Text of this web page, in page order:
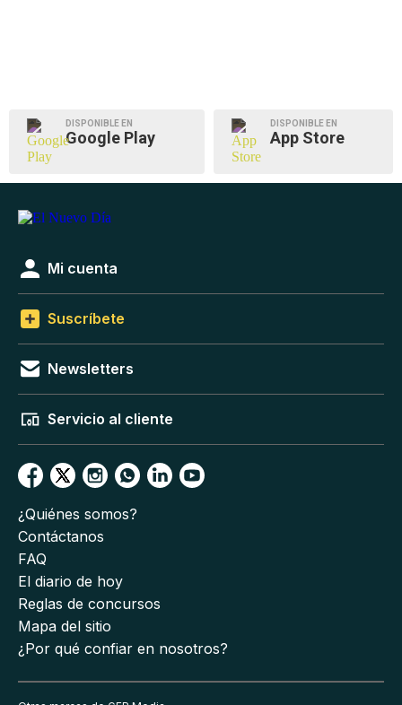
DISPONIBLE EN
Google Play
DISPONIBLE EN
App Store
Mi cuenta
Suscríbete
Newsletters
Servicio al cliente
¿Quiénes somos?
Contáctanos
FAQ
El diario de hoy
Reglas de concursos
Mapa del sitio
¿Por qué confiar en nosotros?